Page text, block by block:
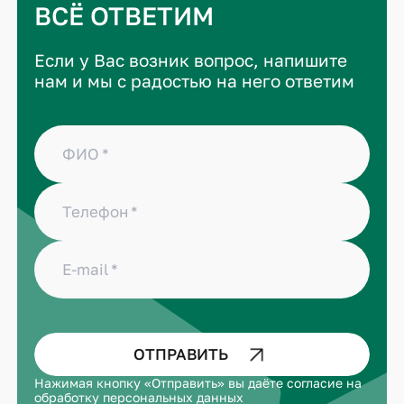
ВСЁ ОТВЕТИМ
Если у Вас возник вопрос, напишите
нам и мы с радостью на него ответим
ФИО
Телефон
E-mail
ОТПРАВИТЬ
Нажимая кнопку «Отправить» вы даёте согласие на
обработку персональных данных